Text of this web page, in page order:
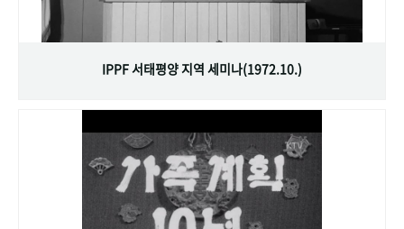
IPPF 서태평양 지역 세미나(1972.10.)